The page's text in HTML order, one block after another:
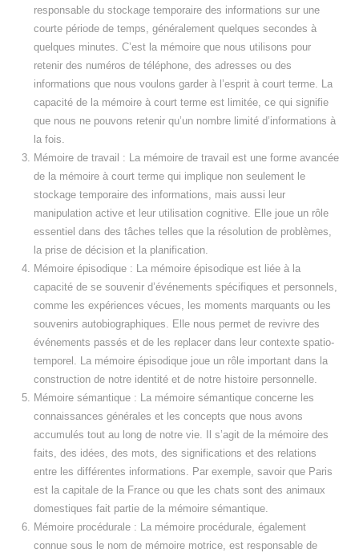
responsable du stockage temporaire des informations sur une
courte période de temps, généralement quelques secondes à
quelques minutes. C’est la mémoire que nous utilisons pour
retenir des numéros de téléphone, des adresses ou des
informations que nous voulons garder à l’esprit à court terme. La
capacité de la mémoire à court terme est limitée, ce qui signifie
que nous ne pouvons retenir qu’un nombre limité d’informations à
la fois.
Mémoire de travail : La mémoire de travail est une forme avancée
de la mémoire à court terme qui implique non seulement le
stockage temporaire des informations, mais aussi leur
manipulation active et leur utilisation cognitive. Elle joue un rôle
essentiel dans des tâches telles que la résolution de problèmes,
la prise de décision et la planification.
Mémoire épisodique : La mémoire épisodique est liée à la
capacité de se souvenir d’événements spécifiques et personnels,
comme les expériences vécues, les moments marquants ou les
souvenirs autobiographiques. Elle nous permet de revivre des
événements passés et de les replacer dans leur contexte spatio-
temporel. La mémoire épisodique joue un rôle important dans la
construction de notre identité et de notre histoire personnelle.
Mémoire sémantique : La mémoire sémantique concerne les
connaissances générales et les concepts que nous avons
accumulés tout au long de notre vie. Il s’agit de la mémoire des
faits, des idées, des mots, des significations et des relations
entre les différentes informations. Par exemple, savoir que Paris
est la capitale de la France ou que les chats sont des animaux
domestiques fait partie de la mémoire sémantique.
Mémoire procédurale : La mémoire procédurale, également
connue sous le nom de mémoire motrice, est responsable de